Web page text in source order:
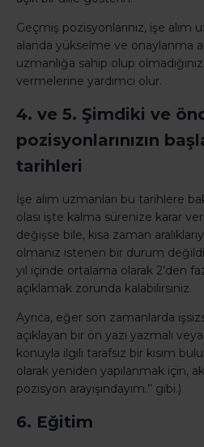
Geçmiş pozisyonlarınız, işe alım
alanda yükselme ve onaylanma
uzmanlığa sahip olup
vermelerine yardımcı olur.
4. ve 5. Şimdiki ve
pozisyonlarınızın
tarihleri
İşe alım uzmanları bu tarihlere
olası işte kalma sürenize karar
değişse bile, kısa zaman
olmanız istenen bir durum
yıl içinde ortalama olarak 2’den
açıklamak zorunda kalabilirsiniz.
Ayrıca, eğer son zamanlarda
açıklayan bir ön yazı yazmalı
konuyla ilgili tarafsız bir kısım
olarak yeniden yapılanmak için,
pozisyon arayışındayım.’’ gibi.)
6. Eğitim